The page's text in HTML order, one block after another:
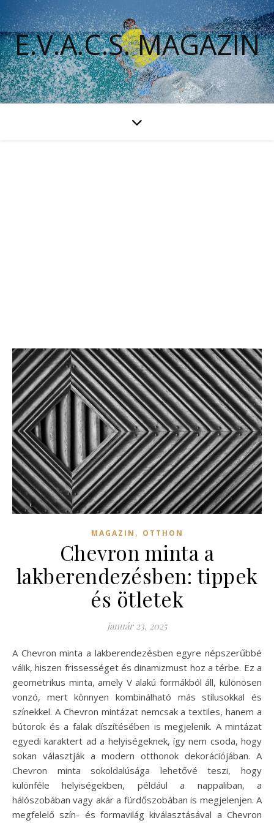
E.V.A.C.S. MAGAZIN
MAGAZIN , OTTHON
Chevron minta a
lakberendezésben: tippek
és ötletek
január 23, 2025
A Chevron minta a lakberendezésben egyre népszerűbbé
válik, hiszen frissességet és dinamizmust hoz a térbe. Ez a
geometrikus minta, amely V alakú formákból áll, különösen
vonzó, mert könnyen kombinálható más stílusokkal és
színekkel. A Chevron mintázat nemcsak a textiles, hanem a
bútorok és a falak díszítésében is megjelenik. A mintázat
egyedi karaktert ad a helyiségeknek, így nem csoda, hogy
sokan választják a modern otthonok dekorációjában. A
Chevron minta sokoldalúsága lehetővé teszi, hogy
különféle helyiségekben, például a nappaliban, a
hálószobában vagy akár a fürdőszobában is megjelenjen. A
megfelelő szín- és formavilág kiválasztásával a Chevron